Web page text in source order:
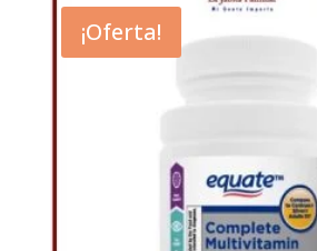
era:
$10.33.
es:
$6.89.
¡Oferta!